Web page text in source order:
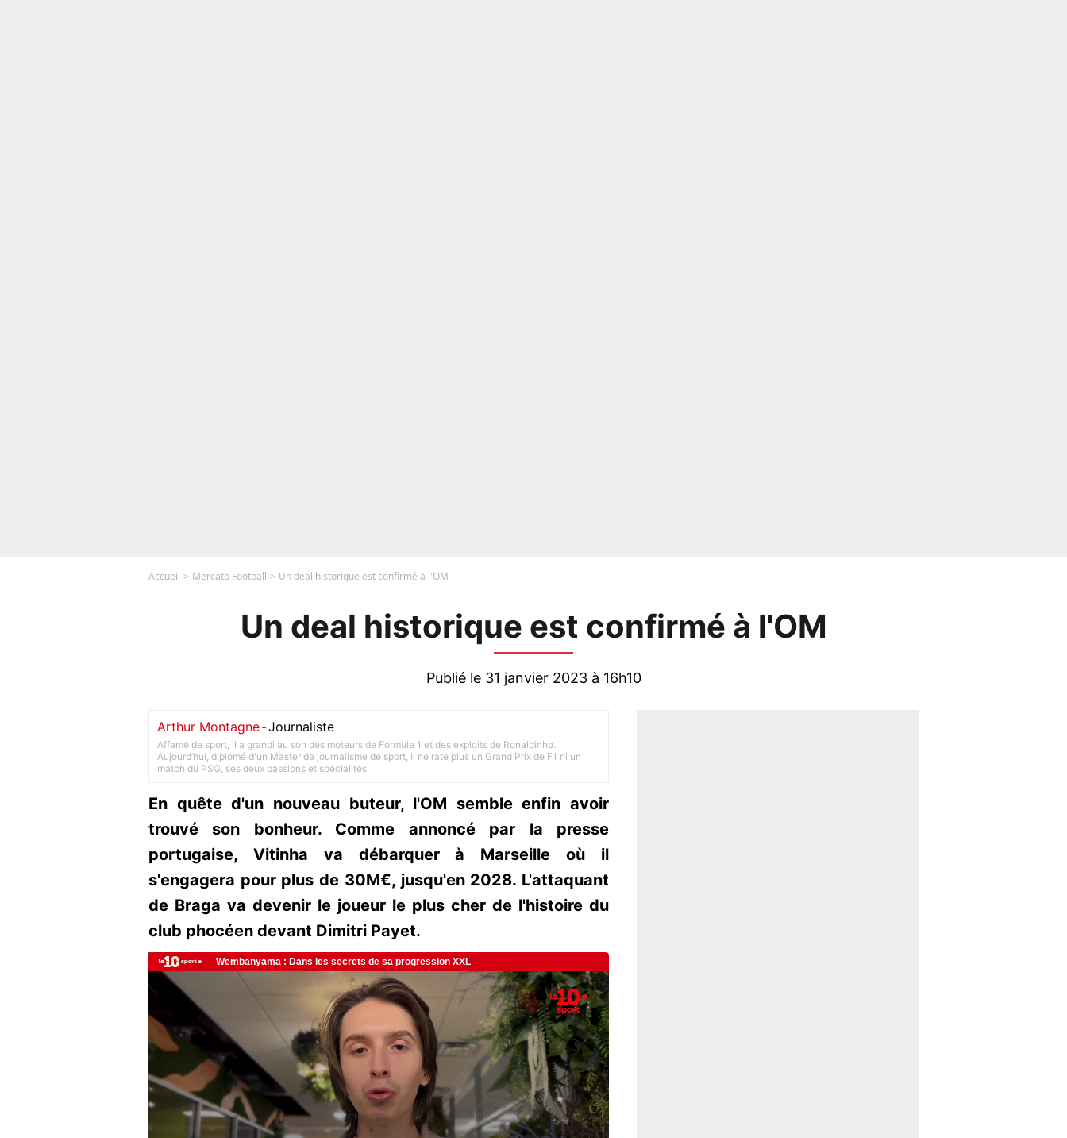
Accueil Mercato Football Un deal historique est confirmé à l'OM
Un deal historique est confirmé à l'OM
Publié le 31 janvier 2023 à 16h10
Arthur Montagne-Journaliste
Affamé de sport, il a grandi au son des moteurs de Formule 1 et des exploits de Ronaldinho.
Aujourd’hui, diplomé d'un Master de journalisme de sport, il ne rate plus un Grand Prix de F1 ni un
match du PSG, ses deux passions et spécialités
En quête d'un nouveau buteur, l'OM semble enfin avoir
trouvé son bonheur. Comme annoncé par la presse
portugaise, Vitinha va débarquer à Marseille où il
s'engagera pour plus de 30M€, jusqu'en 2028. L'attaquant
de Braga va devenir le joueur le plus cher de l'histoire du
club phocéen devant Dimitri Payet.